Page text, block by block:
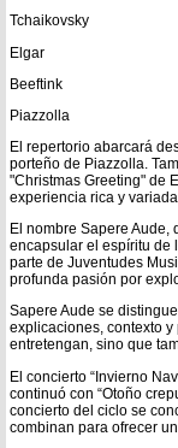
Tchaikovsky
Elgar
Beeftink
Piazzolla
El repertorio abarcará
porteño de Piazzolla.
"Christmas Greeting" de
experiencia rica y
El nombre Sapere Aude,
encapsular el espíritu de
parte de Juventudes
profunda pasión por
Sapere Aude se
explicaciones, contexto
entretengan, sino que
El concierto “Invierno
continuó con “Otoño
concierto del ciclo se
combinan para ofrecer